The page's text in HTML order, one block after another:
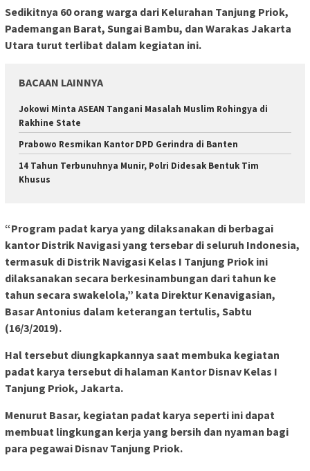
Sedikitnya 60 orang warga dari Kelurahan Tanjung Priok,
Pademangan Barat, Sungai Bambu, dan Warakas Jakarta
Utara turut terlibat dalam kegiatan ini.
BACAAN LAINNYA
Jokowi Minta ASEAN Tangani Masalah Muslim Rohingya di
Rakhine State
Prabowo Resmikan Kantor DPD Gerindra di Banten
14 Tahun Terbunuhnya Munir, Polri Didesak Bentuk Tim
Khusus
“Program padat karya yang dilaksanakan di berbagai
kantor Distrik Navigasi yang tersebar di seluruh Indonesia,
termasuk di Distrik Navigasi Kelas I Tanjung Priok ini
dilaksanakan secara berkesinambungan dari tahun ke
tahun secara swakelola,” kata Direktur Kenavigasian,
Basar Antonius dalam keterangan tertulis, Sabtu
(16/3/2019).
Hal tersebut diungkapkannya saat membuka kegiatan
padat karya tersebut di halaman Kantor Disnav Kelas I
Tanjung Priok, Jakarta.
Menurut Basar, kegiatan padat karya seperti ini dapat
membuat lingkungan kerja yang bersih dan nyaman bagi
para pegawai Disnav Tanjung Priok.